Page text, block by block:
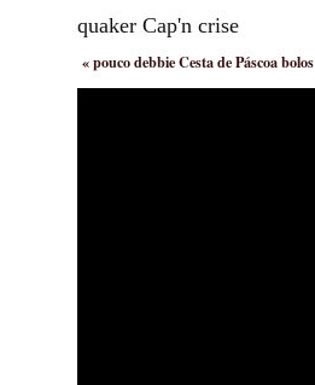
quaker Cap'n crise
«pouco debbie Cesta de Páscoa bolos